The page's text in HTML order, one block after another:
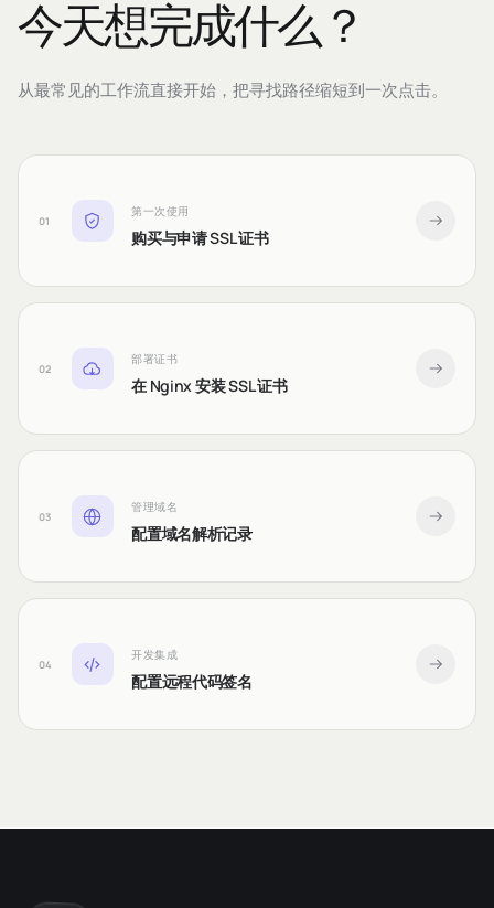
今天想完成什么？
从最常见的工作流直接开始，把寻找路径缩短到一次点击。
01
第一次使用
购买与申请 SSL 证书
02
部署证书
在 Nginx 安装 SSL 证书
03
管理域名
配置域名解析记录
04
开发集成
配置远程代码签名